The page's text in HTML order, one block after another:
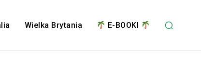
Wielka Brytania E-BOOKI